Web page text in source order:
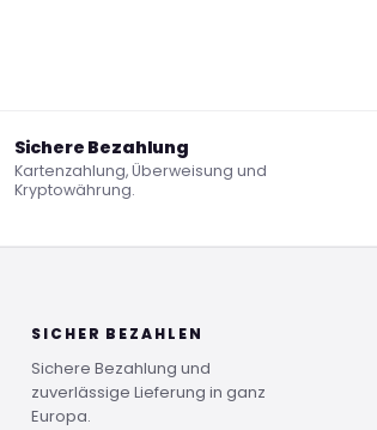
Sichere Bezahlung
Kartenzahlung, Überweisung und
Kryptowährung.
SICHER BEZAHLEN
Sichere Bezahlung und
zuverlässige Lieferung in ganz
Europa.